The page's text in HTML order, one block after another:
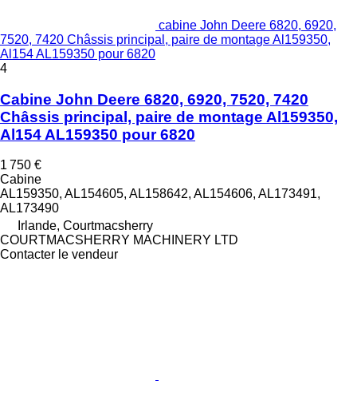
cabine John Deere 6820, 6920,
7520, 7420 Châssis principal, paire de montage Al159350,
Al154 AL159350 pour 6820
4
Cabine John Deere 6820, 6920, 7520, 7420
Châssis principal, paire de montage Al159350,
Al154 AL159350 pour 6820
1 750 €
Cabine
AL159350, AL154605, AL158642, AL154606, AL173491,
AL173490
Irlande, Courtmacsherry
COURTMACSHERRY MACHINERY LTD
Contacter le vendeur